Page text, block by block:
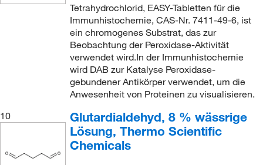
Tetrahydrochlorid, EASY-Tabletten für die
Immunhistochemie, CAS-Nr. 7411-49-6, ist
ein chromogenes Substrat, das zur
Beobachtung der Peroxidase-Aktivität
verwendet wird.In der Immunhistochemie
wird DAB zur Katalyse Peroxidase-
gebundener Antikörper verwendet, um die
Anwesenheit von Proteinen zu visualisieren.
10
Glutardialdehyd, 8 % wässrige
Lösung, Thermo Scientific
Chemicals